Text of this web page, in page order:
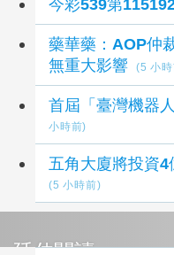
今彩539第
藥華藥：AOP仲
無重大影響
(5 小
小時前)
五角大廈將投資
(5 小時前)